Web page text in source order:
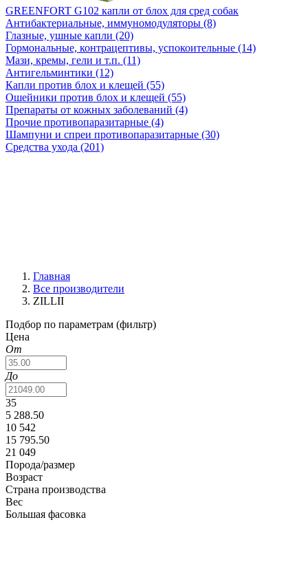
GREENFORT G102 капли от блох для сред собак
Антибактериальные, иммуномодуляторы (8)
Глазные, ушные капли (20)
Гормональные, контрацептивы, успокоительные (14)
Мази, кремы, гели и т.п. (11)
Антигельминтики (12)
Капли против блох и клещей (55)
Ошейники против блох и клещей (55)
Препараты от кожных заболеваний (4)
Прочие противопаразитарные (4)
Шампуни и спреи противопаразитарные (30)
Средства ухода (201)
Главная
Все производители
ZILLII
Подбор по параметрам (фильтр)
Цена
От
До
35
5 288.50
10 542
15 795.50
21 049
Порода/размер
Возраст
Страна производства
Вес
Большая фасовка